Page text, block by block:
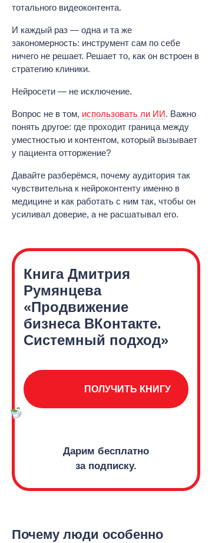
тотального видеоконтента.
И каждый раз — одна и та же
закономерность: инструмент сам по себе
ничего не решает. Решает то, как он встроен в
стратегию клиники.
Нейросети — не исключение.
Вопрос не в том, использовать ли ИИ. Важно
понять другое: где проходит граница между
уместностью и контентом, который вызывает
у пациента отторжение?
Давайте разберёмся, почему аудитория так
чувствительна к нейроконтенту именно в
медицине и как работать с ним так, чтобы он
усиливал доверие, а не расшатывал его.
Книга Дмитрия
Румянцева
«Продвижение
бизнесаВКонтакте.
Системный подход»
ПОЛУЧИТЬ КНИГУ
Дарим бесплатно
за подписку.
Почему люди особенно